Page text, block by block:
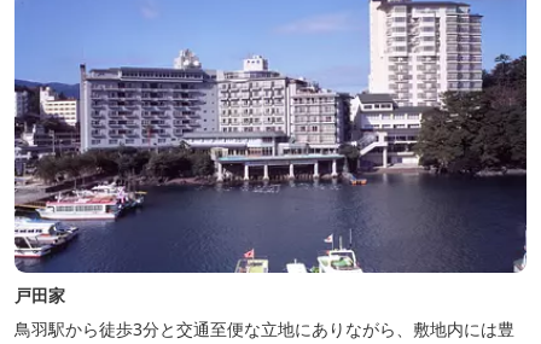
戸田家
鳥羽駅から徒歩3分と交通至便な立地にありながら、敷地内には豊